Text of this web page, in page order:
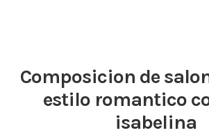
Composicion de
estilo romantico
isabelina